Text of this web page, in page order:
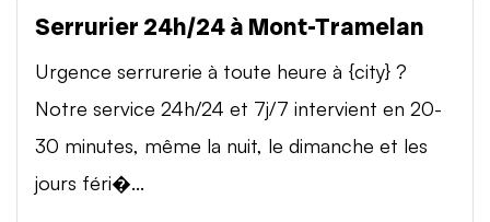
Serrurier 24h/24 à Mont-Tramelan
Urgence serrurerie à toute heure à {city} ?
Notre service 24h/24 et 7j/7 intervient en 20-
30 minutes, même la nuit, le dimanche et les
jours féri�...